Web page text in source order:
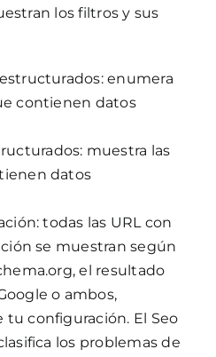
los filtros y sus
enumera
contienen datos
muestra las
datos
todas las URL con
se muestran según
el resultado
o ambos,
configuración. El Seo
los problemas de